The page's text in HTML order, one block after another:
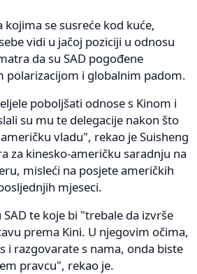
kojima se susreće kod kuće,
vidi u jačoj poziciji u odnosu
da su SAD pogođene
polarizacijom i globalnim padom.
poboljšati odnose s Kinom i
su mu te delegacije nakon što
vladu", rekao je Suisheng
za kinesko-američku saradnju na
misleći na posjete američkih
mjeseci.
te koje bi "trebale da izvrše
prema Kini. U njegovim očima,
i razgovarate s nama, onda biste
pravcu", rekao je.